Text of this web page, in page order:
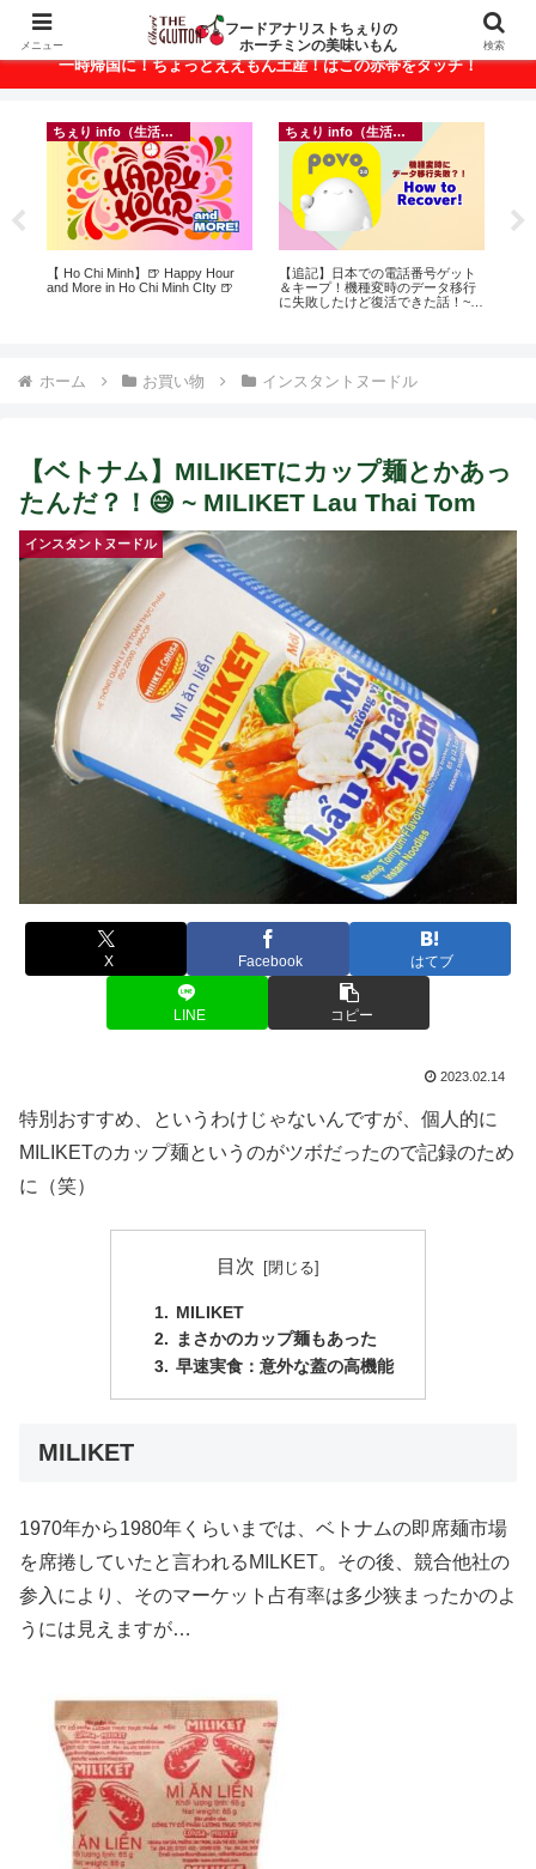
ベトナム・ホーチミンの美味いもんが満載！
一時帰国に！ちょっとええもん土産！はこの赤帯をタッチ！
ちぇり info（生活情報）
【 Ho Chi Minh】🍺 Happy Hour
and More in Ho Chi Minh CIty 🍺
ちぇり info（生活情報）
【追記】日本での電話番号ゲット
＆キープ！機種変時のデータ移行
に失敗したけど復活できた話！~
ホーム お買い物 インスタントヌードル
【ベトナム】MILIKETにカップ麺とかあっ
たんだ？！😅 ~ MILIKET Lau Thai Tom
インスタントヌードル
X Facebook はてブ
LINE コピー
2023.02.14
特別おすすめ、というわけじゃないんですが、個人的に
MILIKETのカップ麺というのがツボだったので記録のため
に（笑）
目次
MILIKET
まさかのカップ麺もあった
早速実食：意外な蓋の高機能
MILIKET
1970年から1980年くらいまでは、ベトナムの即席麺市場
を席捲していたと言われるMILKET。その後、競合他社の
参入により、そのマーケット占有率は多少狭まったかのよ
うには見えますが…
メニュー
フードアナリストちぇりの
ホーチミンの美味いもん
検索